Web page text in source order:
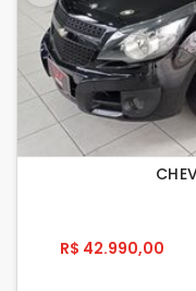
R$ 42.990,00